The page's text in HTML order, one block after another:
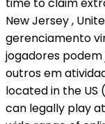
time to claim
New Jersey ,
gerenciamento
jogadores
outros em
located in the
can legally play